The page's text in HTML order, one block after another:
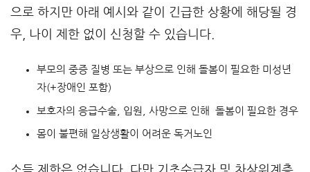
으로 하지만 아래 예시와 같이 긴급한 상황에 해당될 경
우, 나이 제한 없이 신청할 수 있습니다.
부모의 중증 질병 또는 부상으로 인해 돌봄이 필요한 미성년
자(+장애인 포함)
보호자의 응급수술, 입원, 사망으로 인해 돌봄이 필요한 경우
몸이 불편해 일상생활이 어려운 독거노인